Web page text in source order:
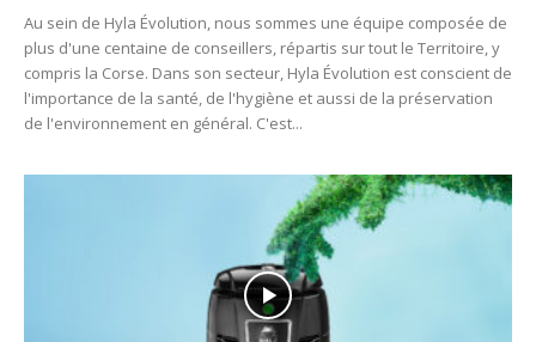
Au sein de Hyla Évolution, nous sommes une équipe composée de
plus d'une centaine de conseillers, répartis sur tout le Territoire, y
compris la Corse. Dans son secteur, Hyla Évolution est conscient de
l'importance de la santé, de l'hygiène et aussi de la préservation
de l'environnement en général. C'est...